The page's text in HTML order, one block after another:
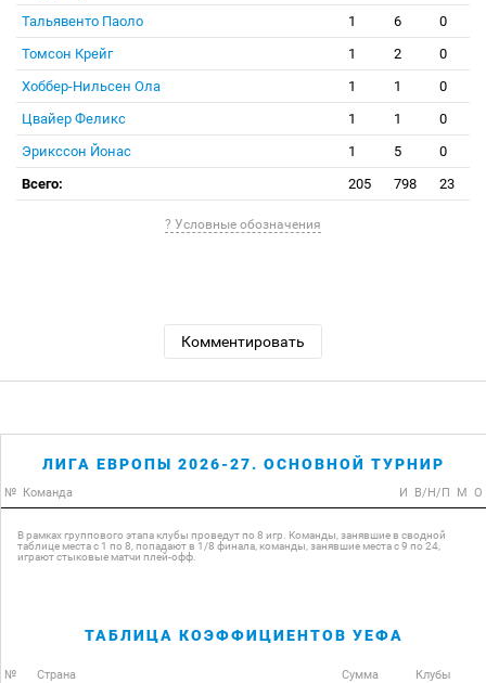
Тальявенто Паоло
1 6
0
Томсон Крейг
1 2
0
Хоббер-Нильсен Ола
1 1
0
Цвайер Феликс
1 1
0
Эрикссон Йонас
1 5
0
Всего:
205 798 23
? Условные обозначения
Комментировать
ЛИГА ЕВРОПЫ 2026-27. ОСНОВНОЙ ТУРНИР
№ Команда И В/Н/П М О
В рамках группового этапа клубы проведут по 8 игр. Команды, занявшие в сводной
таблице места с 1 по 8, попадают в 1/8 финала, команды, занявшие места с 9 по 24,
играют стыковые матчи плей-офф.
ТАБЛИЦА КОЭФФИЦИЕНТОВ УЕФА
№ Страна Сумма Клубы